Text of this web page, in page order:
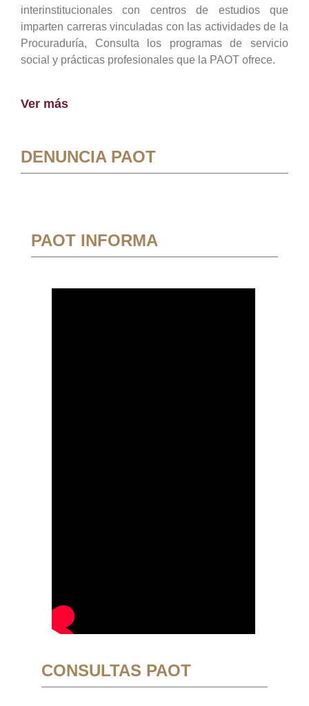
interinstitucionales con centros de estudios que
imparten carreras vinculadas con las actividades de la
Procuraduría, Consulta los programas de servicio
social y prácticas profesionales que la PAOT ofrece.
Ver más
DENUNCIA PAOT
PAOT INFORMA
CONSULTAS PAOT